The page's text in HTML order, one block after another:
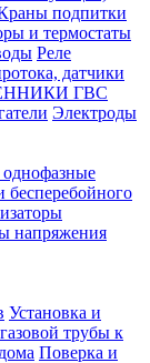
подпитки
и термостаты
Реле
датчики
ГВС
Электроды
бесперебойного
напряжения
Установка и
трубы к
Поверка и